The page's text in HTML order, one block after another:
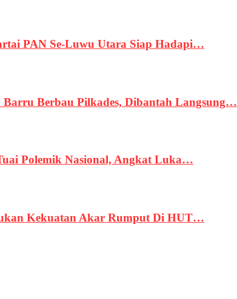
PAN Se-Luwu Utara Siap Hadapi…
Barru Berbau Pilkades, Dibantah Langsung…
Polemik Nasional, Angkat Luka…
Kekuatan Akar Rumput Di HUT…